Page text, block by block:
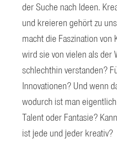
der Suche nach Ideen.
und kreieren gehört zu
macht die Faszination von
wird sie von vielen als der
schlechthin verstanden?
Innovationen? Und wenn
wodurch ist man
Talent oder Fantasie?
ist jede und jeder kreativ?